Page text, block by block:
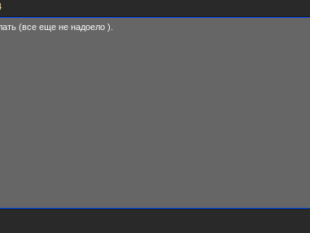
(все еще не надоело ).